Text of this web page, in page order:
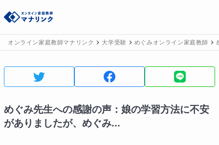
オンライン家庭教師マナリンク 大学受験 めぐみオンライン家庭教師
めぐみ先生への感謝の声： 娘の学習方法に不安
がありましたが、めぐみ...